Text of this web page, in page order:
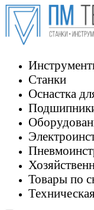
Станки
Оснастка
Товары по